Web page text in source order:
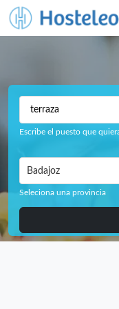
Escribe el puesto que
Badajoz
Seleciona una provincia